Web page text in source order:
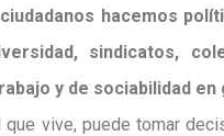
hacemos
sindicatos,
y de sociabilidad en
vive, puede tomar